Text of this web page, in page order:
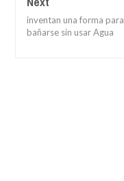
inventan una forma para
bañarse sin usar Agua